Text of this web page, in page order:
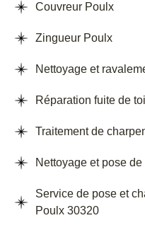
Couvreur Poulx
Zingueur Poulx
Nettoyage et
Réparation fuite de
Traitement de
Nettoyage et pose
Service de pose et
Poulx 30320